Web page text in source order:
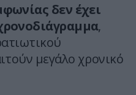
δεν έχει
,
μεγάλο χρονικό